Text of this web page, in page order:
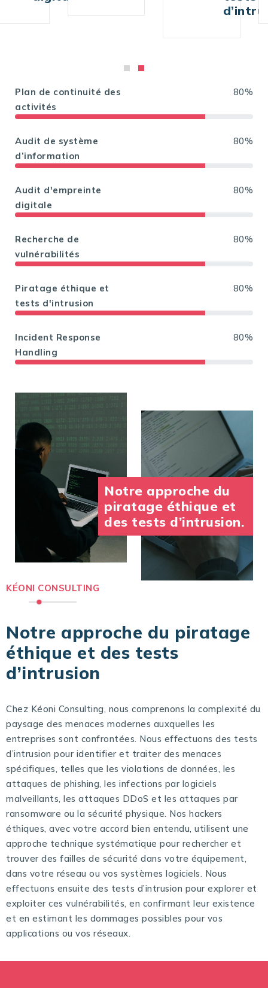
Plan de continuité des
activités
80%
Audit de système
d’information
80%
Audit d'empreinte
digitale
80%
Recherche de
vulnérabilités
80%
Piratage éthique et
tests d'intrusion
80%
Incident Response
Handling
80%
Notre approche du
piratage éthique et
des tests d’intrusion.
KÉONI CONSULTING
Notre approche du piratage
éthique et des tests
d’intrusion
Chez Kéoni Consulting, nous comprenons la complexité du
paysage des menaces modernes auxquelles les
entreprises sont confrontées. Nous effectuons des tests
d’intrusion pour identifier et traiter des menaces
spécifiques, telles que les violations de données, les
attaques de phishing, les infections par logiciels
malveillants, les attaques DDoS et les attaques par
ransomware ou la sécurité physique. Nos hackers
éthiques, avec votre accord bien entendu, utilisent une
approche technique systématique pour rechercher et
trouver des failles de sécurité dans votre équipement,
dans votre réseau ou vos systèmes logiciels. Nous
effectuons ensuite des tests d’intrusion pour explorer et
exploiter ces vulnérabilités, en confirmant leur existence
et en estimant les dommages possibles pour vos
applications ou vos réseaux.